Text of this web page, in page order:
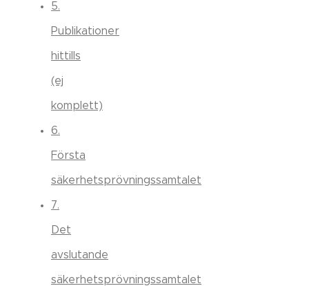
5.
Publikationer
hittills
(ej
komplett)
6.
Första
säkerhetsprövningssamtalet
7.
Det
avslutande
säkerhetsprövningssamtalet